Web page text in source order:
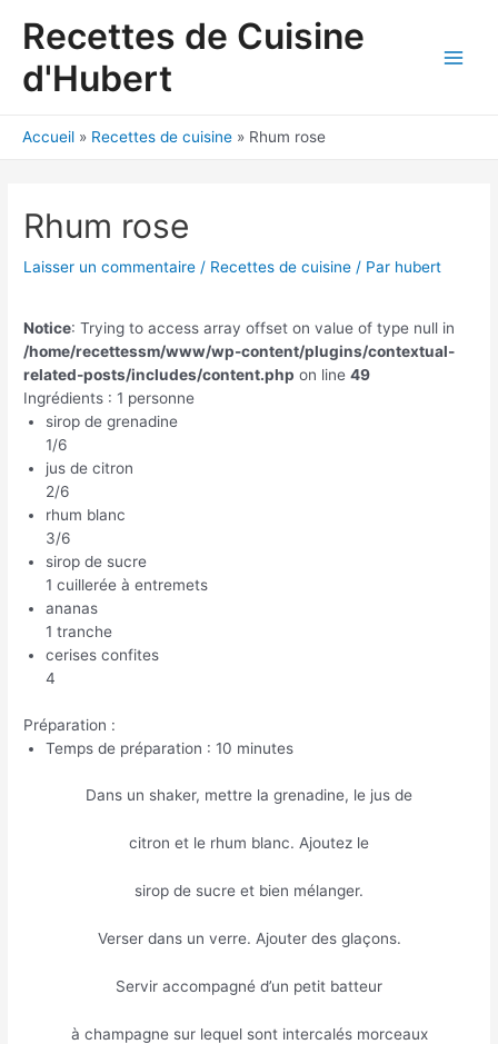
Recettes de Cuisine
d'Hubert
Accueil Recettes de cuisine Rhum rose
Rhum rose
Laisser un commentaire / Recettes de cuisine / Par hubert
Notice: Trying to access array offset on value of type null in
/home/recettessm/www/wp-content/plugins/contextual-
related-posts/includes/content.php on line49
Ingrédients : 1 personne
sirop de grenadine
1/6
jus de citron
2/6
rhum blanc
3/6
sirop de sucre
1 cuillerée à entremets
ananas
1 tranche
cerises confites
4
Préparation :
Temps de préparation : 10 minutes
Dans un shaker, mettre la grenadine, le jus de
citron et le rhum blanc. Ajoutez le
sirop de sucre et bien mélanger.
Verser dans un verre. Ajouter des glaçons.
Servir accompagné d’un petit batteur
à champagne sur lequel sont intercalés morceaux